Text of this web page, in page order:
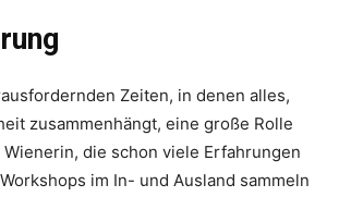
Zeiten, in denen alles,
zusammenhängt, eine große Rolle
Wienerin, die schon viele Erfahrungen
im In- und Ausland sammeln